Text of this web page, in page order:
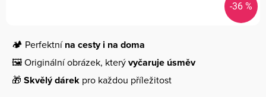
-36 %
🏕️ Perfektnína cesty i na doma
🖼️ Originální obrázek, kterývyčaruje úsměv
🎁 Skvělý dárek pro každou příležitost